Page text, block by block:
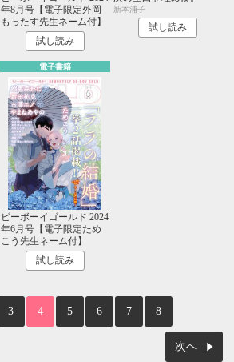
年8月号【電子限定外岡
もったす先生ネーム付】
試し読み
新本浦子
試し読み
電子書籍
ビーボーイゴールド 2024
年6月号【電子限定ため
こう先生ネーム付】
試し読み
3 4 5 6 7 8
次へ